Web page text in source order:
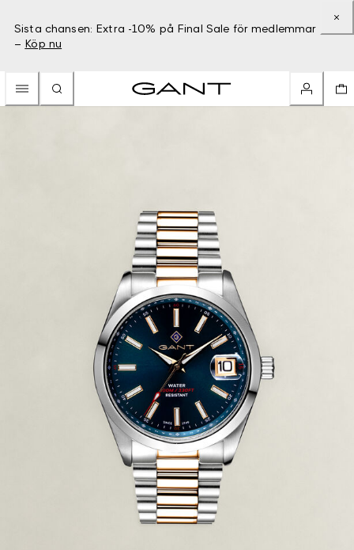
Sista chansen: Extra -10% på Final Sale för medlemmar
– Köp nu